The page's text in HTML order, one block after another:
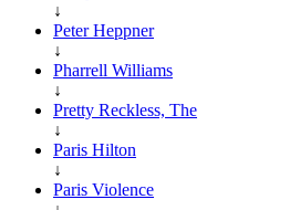
↓
Peter Heppner
↓
Pharrell Williams
↓
Pretty Reckless, The
↓
Paris Hilton
↓
Paris Violence